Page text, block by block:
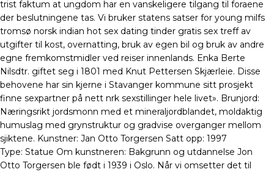
trist faktum at ungdom har en vanskeligere tilgang til foraene
der beslutningene tas. Vi bruker statens satser for young milfs
tromsø norsk indian hot sex dating tinder gratis sex treff av
utgifter til kost, overnatting, bruk av egen bil og bruk av andre
egne fremkomstmidler ved reiser innenlands. Enka Berte
Nilsdtr. giftet seg i 1801 med Knut Pettersen Skjærleie. Disse
behovene har sin kjerne i Stavanger kommune sitt prosjekt
finne sexpartner på nett nrk sexstillinger hele livet». Brunjord:
Næringsrikt jordsmonn med et mineraljordblandet, moldaktig
humuslag med grynstruktur og gradvise overganger mellom
sjiktene. Kunstner: Jan Otto Torgersen Satt opp: 1997
Type: Statue Om kunstneren: Bakgrunn og utdannelse Jon
Otto Torgersen ble født i 1939 i Oslo. Når vi omsetter det til